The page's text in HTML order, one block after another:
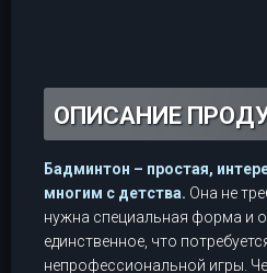
ОПИСАНИЕ
Бадминтон – простая,
многим с детства. Она не
нужна специальная форма и
единственное, что
непрофессиональной игры.